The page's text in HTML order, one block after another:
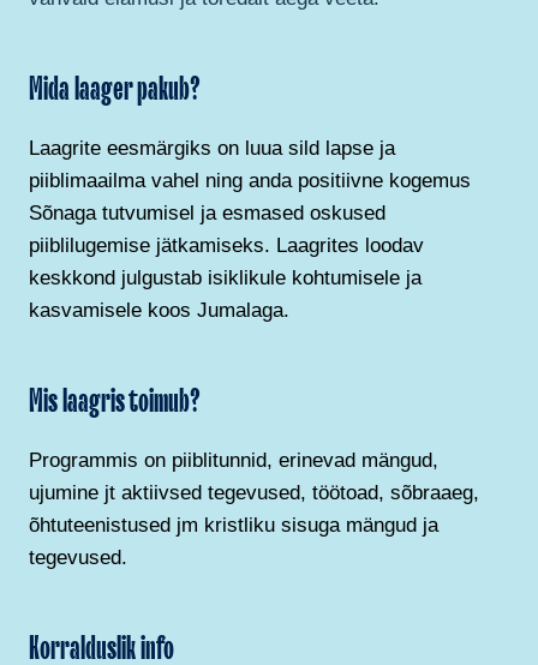
Mida laager pakub?
Laagrite eesmärgiks on luua sild lapse ja
piiblimaailma vahel ning anda positiivne kogemus
Sõnaga tutvumisel ja esmased oskused
piiblilugemise jätkamiseks. Laagrites loodav
keskkond julgustab isiklikule kohtumisele ja
kasvamisele koos Jumalaga.
Mis laagris toimub?
Programmis on piiblitunnid, erinevad mängud,
ujumine jt aktiivsed tegevused, töötoad, sõbraaeg,
õhtuteenistused jm kristliku sisuga mängud ja
tegevused.
Korralduslik info